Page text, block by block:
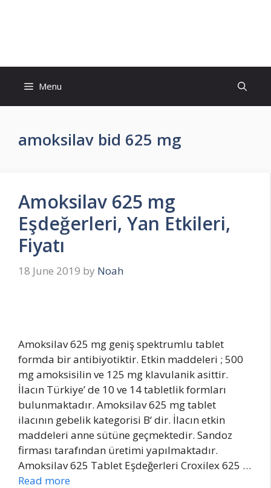
Menu
amoksilav bid 625 mg
Amoksilav 625 mg
Eşdeğerleri, Yan Etkileri,
Fiyatı
18 June 2019 by Noah
Amoksilav 625 mg geniş spektrumlu tablet
formda bir antibiyotiktir. Etkin maddeleri ; 500
mg amoksisilin ve 125 mg klavulanik asittir.
İlacın Türkiye’ de 10 ve 14 tabletlik formları
bulunmaktadır. Amoksilav 625 mg tablet
ilacının gebelik kategorisi B‘ dir. İlacın etkin
maddeleri anne sütüne geçmektedir. Sandoz
firması tarafından üretimi yapılmaktadır.
Amoksilav 625 Tablet Eşdeğerleri Croxilex 625 …
Read more